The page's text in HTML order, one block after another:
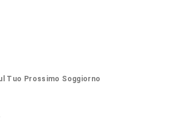
Tuo Prossimo Soggiorno